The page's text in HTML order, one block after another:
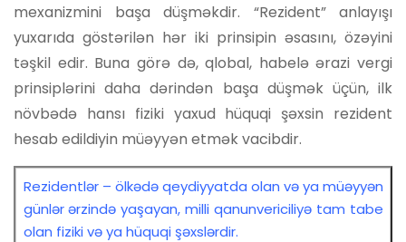
mexanizmini başa düşməkdir. “Rezident” anlayışı
yuxarıda göstərilən hər iki prinsipin əsasını, özəyini
təşkil edir. Buna görə də, qlobal, habelə ərazi vergi
prinsiplərini daha dərindən başa düşmək üçün, ilk
növbədə hansı fiziki yaxud hüquqi şəxsin rezident
hesab edildiyin müəyyən etmək vacibdir.
Rezidentlər – ölkədə qeydiyyatda olan və ya müəyyən
günlər ərzində yaşayan, milli qanunvericiliyə tam tabe
olan fiziki və ya hüquqi şəxslərdir.